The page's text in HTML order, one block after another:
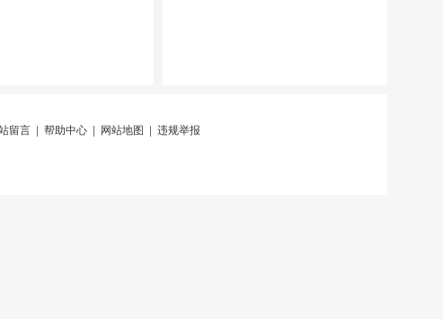
留言 帮助中心 网站地图 违规举报